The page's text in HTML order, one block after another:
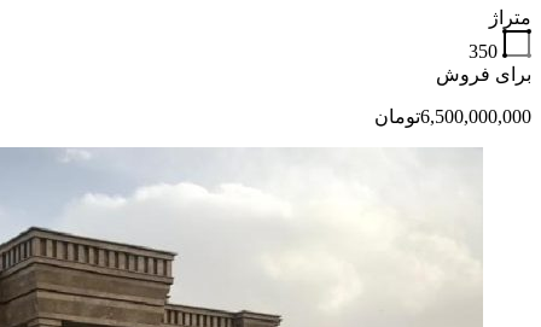
متراژ
350
برای فروش
6,500,000,000تومان